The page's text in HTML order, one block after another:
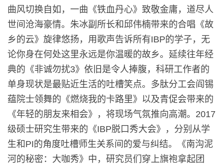
曲风切换自如，一曲《铁血丹心》致敬金庸，道尽人
世间沧海豪情。朱冰副所长和邱伟楠带来的合唱《故
乡的云》旋律悠扬，用歌声告诉所有IBP的学子，无
论你身在何处这里永远是你温暖的故乡。延续往年经
典的《非诚勿扰3》依旧是令人捧腹，科研工作者的
单身现状是最贴近生活的吐槽笑点。多肽分工会阎锡
蕴院士领舞的《燃烧我的卡路里》以及青促会带来的
《年轻的朋友来相会》，将现场气氛推向高潮。2017
级硕士研究生带来的《IBP脱口秀大会》，分别从学
生和PI的角度吐槽师生关系间的爱与纠结。《南沟泥
河的秘密：大咖秀》中，研究员们穿上旗袍拿起团